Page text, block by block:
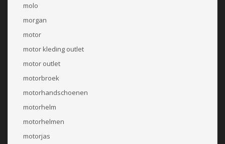
molo
morgan
motor
motor kleding outlet
motor outlet
motorbroek
motorhandschoenen
motorhelm
motorhelmen
motorjas